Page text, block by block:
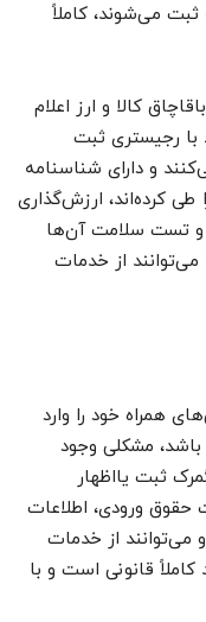
می‌شوند، کاملاً
کالا و ارز اعلام
با رجیستری ثبت
و دارای شناسنامه
کرده‌اند، ارزش‌گذاری
و تست سلامت آن‌ها
از خدمات
همراه خود را وارد
مشکلی وجود
ثبت یااظهار
حقوق ورودی، اطلاعات
از خدمات
قانونی است و با